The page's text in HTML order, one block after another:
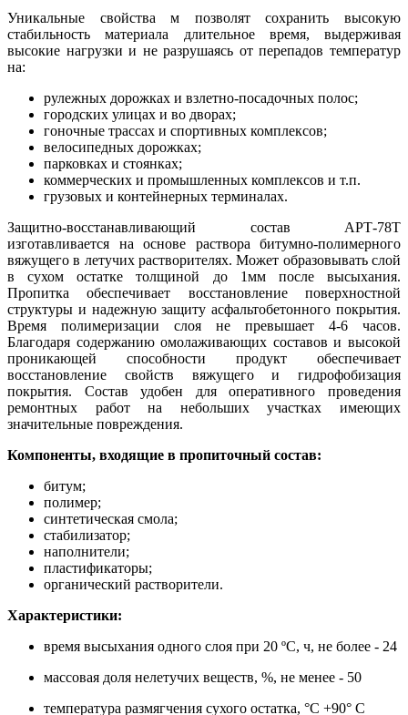
Уникальные свойства м позволят сохранить высокую
стабильность материала длительное время, выдерживая
высокие нагрузки и не разрушаясь от перепадов температур
на:
рулежных дорожках и взлетно-посадочных полос;
городских улицах и во дворах;
гоночные трассах и спортивных комплексов;
велосипедных дорожках;
парковках и стоянках;
коммерческих и промышленных комплексов и т.п.
грузовых и контейнерных терминалах.
Защитно-восстанавливающий состав АРТ-78Т
изготавливается на основе раствора битумно-полимерного
вяжущего в летучих растворителях. Может образовывать слой
в сухом остатке толщиной до 1мм после высыхания.
Пропитка обеспечивает восстановление поверхностной
структуры и надежную защиту асфальтобетонного покрытия.
Время полимеризации слоя не превышает 4-6 часов.
Благодаря содержанию омолаживающих составов и высокой
проникающей способности продукт обеспечивает
восстановление свойств вяжущего и гидрофобизация
покрытия. Состав удобен для оперативного проведения
ремонтных работ на небольших участках имеющих
значительные повреждения.
Компоненты, входящие в пропиточный состав:
битум;
полимер;
синтетическая смола;
стабилизатор;
наполнители;
пластификаторы;
органический растворители.
Характеристики:
время высыхания одного слоя при 20 ºС, ч, не более - 24
массовая доля нелетучих веществ, %, не менее - 50
температура размягчения сухого остатка, °С +90° С